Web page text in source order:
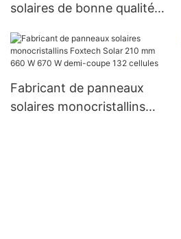
solaires de bonne qualité,
hors réseau, onduleurs
hybrides de 8,2 kW et 10,2
kW pour systèmes
d'énergie solaire
Fabricant de panneaux
solaires monocristallins